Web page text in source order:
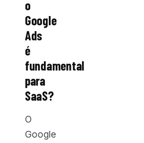
o
Google
Ads
é
fundamental
para
SaaS?
O
Google